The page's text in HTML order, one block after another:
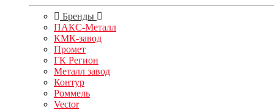
Бренды
ПАКС-Металл
КМК-завод
Промет
ГК Регион
Металл завод
Контур
Роммель
Vector